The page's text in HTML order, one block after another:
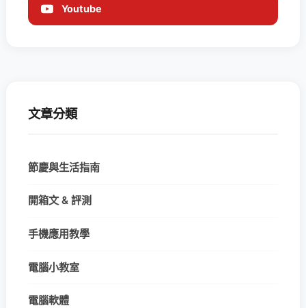
Youtube
文章分類
節慶與生活指南
開箱文 & 評測
手機應用教學
電腦小教室
電腦軟體